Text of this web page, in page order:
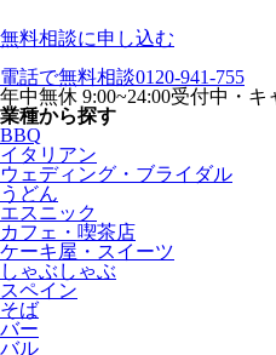
無料相談に申し込む
電話で無料相談0120-941-755
年中無休 9:00~24:00受付中・
業種から探す
BBQ
イタリアン
ウェディング・ブライダル
うどん
エスニック
カフェ・喫茶店
ケーキ屋・スイーツ
しゃぶしゃぶ
スペイン
そば
バー
バル